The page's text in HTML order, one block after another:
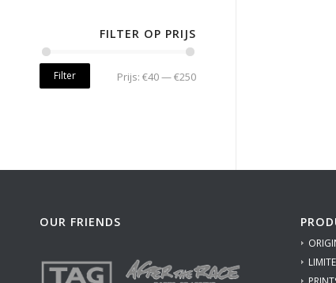
FILTER OP PRIJS
Filter Prijs: €40—€250
OUR FRIENDS